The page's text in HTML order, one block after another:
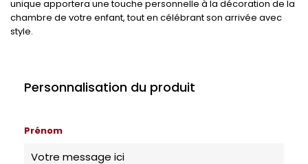
unique apportera une touche personnelle à la décoration de la
chambre de votre enfant, tout en célébrant son arrivée avec
style.
Personnalisation du produit
Prénom